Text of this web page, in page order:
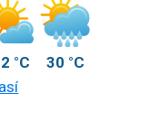
°C
30 °C